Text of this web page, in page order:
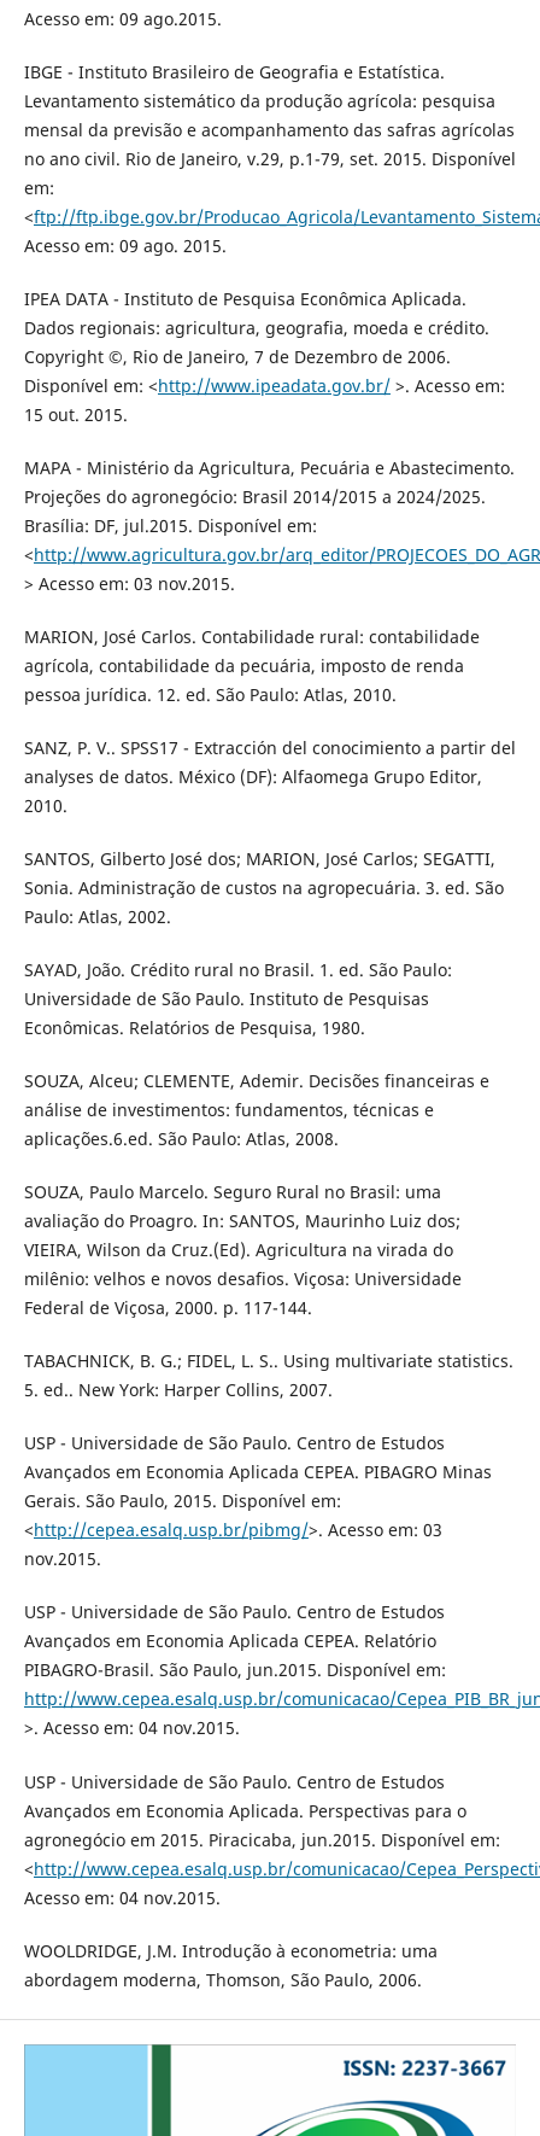
Acesso em: 09 ago.2015.
IBGE - Instituto Brasileiro de Geografia e Estatística.
Levantamento sistemático da produção agrícola: pesquisa
mensal da previsão e acompanhamento das safras agrícolas
no ano civil. Rio de Janeiro, v.29, p.1-79, set. 2015. Disponível
em:
<ftp://ftp.ibge.gov.br/Producao_Agricola/
Acesso em: 09 ago. 2015.
IPEA DATA - Instituto de Pesquisa Econômica Aplicada.
Dados regionais: agricultura, geografia, moeda e crédito.
Copyright ©, Rio de Janeiro, 7 de Dezembro de 2006.
Disponível em: <http://www.ipeadata.gov.br/>. Acesso em:
15 out. 2015.
MAPA - Ministério da Agricultura, Pecuária e Abastecimento.
Projeções do agronegócio: Brasil 2014/2015 a 2024/2025.
Brasília: DF, jul.2015. Disponível em:
<http://www.agricultura.gov.br/arq_editor/
> Acesso em: 03 nov.2015.
MARION, José Carlos. Contabilidade rural: contabilidade
agrícola, contabilidade da pecuária, imposto de renda
pessoa jurídica. 12. ed. São Paulo: Atlas, 2010.
SANZ, P. V.. SPSS17 - Extracción del conocimiento a partir del
analyses de datos. México (DF): Alfaomega Grupo Editor,
2010.
SANTOS, Gilberto José dos; MARION, José Carlos; SEGATTI,
Sonia. Administração de custos na agropecuária. 3. ed. São
Paulo: Atlas, 2002.
SAYAD, João. Crédito rural no Brasil. 1. ed. São Paulo:
Universidade de São Paulo. Instituto de Pesquisas
Econômicas. Relatórios de Pesquisa, 1980.
SOUZA, Alceu; CLEMENTE, Ademir. Decisões financeiras e
análise de investimentos: fundamentos, técnicas e
aplicações.6.ed. São Paulo: Atlas, 2008.
SOUZA, Paulo Marcelo. Seguro Rural no Brasil: uma
avaliação do Proagro. In: SANTOS, Maurinho Luiz dos;
VIEIRA, Wilson da Cruz.(Ed). Agricultura na virada do
milênio: velhos e novos desafios. Viçosa: Universidade
Federal de Viçosa, 2000. p. 117-144.
TABACHNICK, B. G.; FIDEL, L. S.. Using multivariate statistics.
5. ed.. New York: Harper Collins, 2007.
USP - Universidade de São Paulo. Centro de Estudos
Avançados em Economia Aplicada CEPEA. PIBAGRO Minas
Gerais. São Paulo, 2015. Disponível em:
<http://cepea.esalq.usp.br/pibmg/>. Acesso em: 03
nov.2015.
USP - Universidade de São Paulo. Centro de Estudos
Avançados em Economia Aplicada CEPEA. Relatório
PIBAGRO-Brasil. São Paulo, jun.2015. Disponível em:
http://www.cepea.esalq.usp.br/comunicacao/
>. Acesso em: 04 nov.2015.
USP - Universidade de São Paulo. Centro de Estudos
Avançados em Economia Aplicada. Perspectivas para o
agronegócio em 2015. Piracicaba, jun.2015. Disponível em:
<http://www.cepea.esalq.usp.br/comunicacao/
Acesso em: 04 nov.2015.
WOOLDRIDGE, J.M. Introdução à econometria: uma
abordagem moderna, Thomson, São Paulo, 2006.